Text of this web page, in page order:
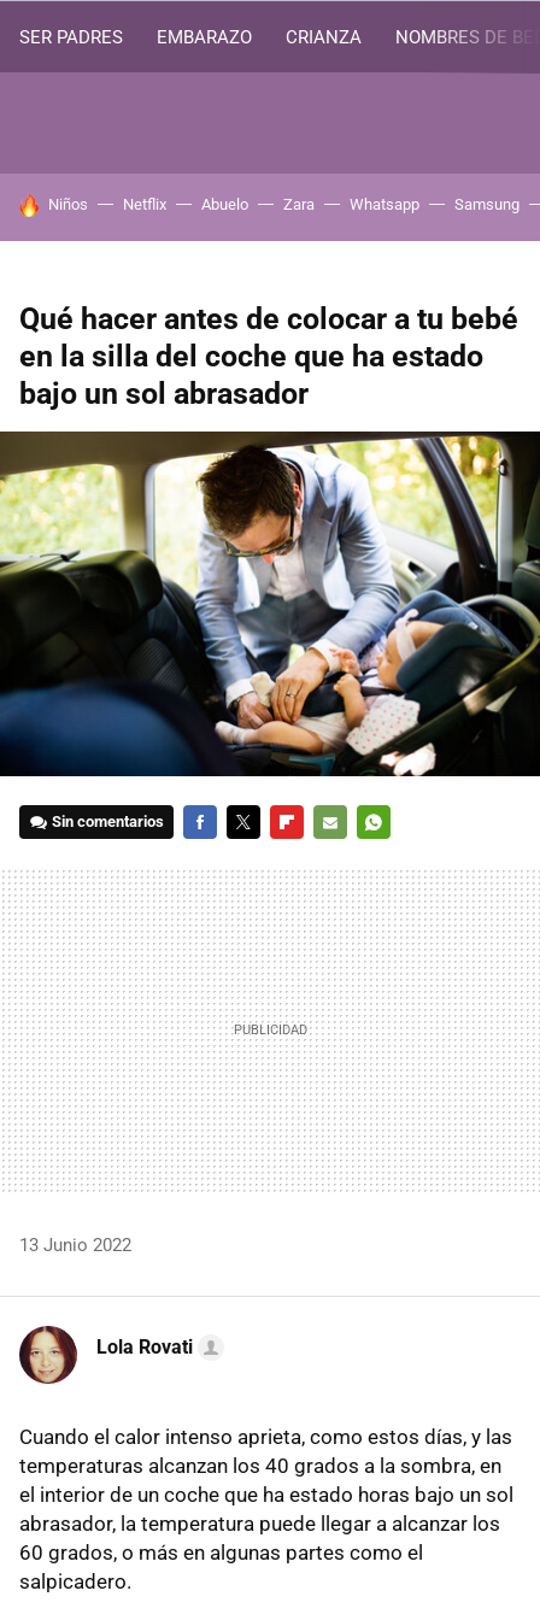
SER PADRES EMBARAZO CRIANZA NOMBRES DE
HOY SE HABLA DE
Niños Netflix Abuelo Zara Whatsapp Samsung
Qué hacer antes de colocar a tu bebé
en la silla del coche que ha estado
bajo un sol abrasador
Sin comentarios
MAIL
13 Junio 2022
Lola Rovati
Cuando el calor intenso aprieta, como estos días, y las
temperaturas alcanzan los 40 grados a la sombra, en
el interior de un coche que ha estado horas bajo un sol
abrasador, la temperatura puede llegar a alcanzar los
60 grados, o más en algunas partes como el
salpicadero.